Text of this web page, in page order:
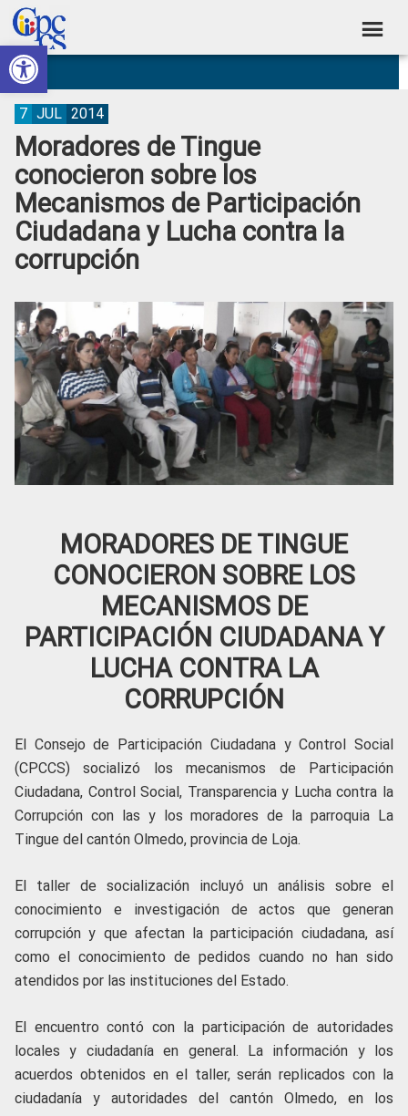
Abrir barra de herramientas
Skip
to
primary
navigation
Skip
to
main
content
Skip
to
primary
sidebar
Skip
to
footer
Consejo
de
Participación
Ciudadana
Control
Social
Construyendo
Poder
Ciudadano
Moradores de Tingue
conocieron sobre los
Mecanismos de Participación
Ciudadana y Lucha contra la
corrupción
7 JUL 2014
MORADORES DE TINGUE
CONOCIERON SOBRE LOS
MECANISMOS DE
PARTICIPACIÓN CIUDADANA Y
LUCHA CONTRA LA
CORRUPCIÓN
El Consejo de Participación Ciudadana y Control Social
(CPCCS) socializó los mecanismos de Participación
Ciudadana, Control Social, Transparencia y Lucha contra la
Corrupción con las y los moradores de la parroquia La
Tingue del cantón Olmedo, provincia de Loja.
El taller de socialización incluyó un análisis sobre el
conocimiento e investigación de actos que generan
corrupción y que afectan la participación ciudadana, así
como el conocimiento de pedidos cuando no han sido
atendidos por las instituciones del Estado.
El encuentro contó con la participación de autoridades
locales y ciudadanía en general. La información y los
acuerdos obtenidos en el taller, serán replicados con la
ciudadanía y autoridades del cantón Olmedo, en los